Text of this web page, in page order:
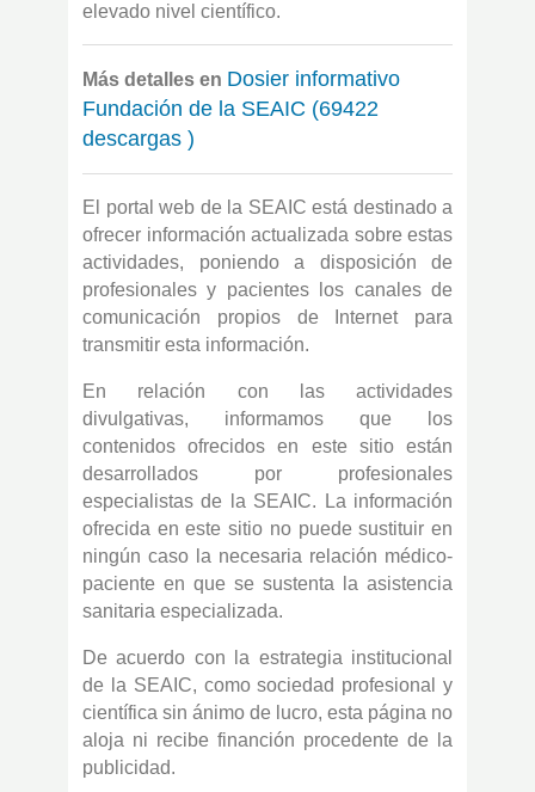
elevado nivel científico.
Más detalles en Dosier informativo
Fundación de la SEAIC (69422
descargas )
El portal web de la SEAIC está destinado a
ofrecer información actualizada sobre estas
actividades, poniendo a disposición de
profesionales y pacientes los canales de
comunicación propios de Internet para
transmitir esta información.
En relación con las actividades
divulgativas, informamos que los
contenidos ofrecidos en este sitio están
desarrollados por profesionales
especialistas de la SEAIC. La información
ofrecida en este sitio no puede sustituir en
ningún caso la necesaria relación médico-
paciente en que se sustenta la asistencia
sanitaria especializada.
De acuerdo con la estrategia institucional
de la SEAIC, como sociedad profesional y
científica sin ánimo de lucro, esta página no
aloja ni recibe financión procedente de la
publicidad.